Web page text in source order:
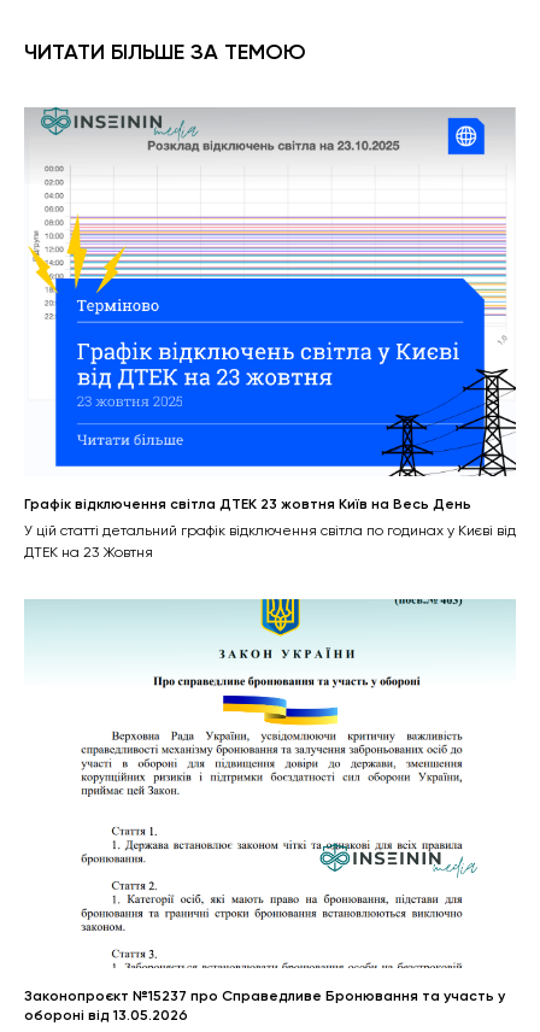
ЧИТАТИ БІЛЬШЕ ЗА ТЕМОЮ
Графік відключення світла ДТЕК 23 жовтня Київ на Весь День
У цій статті детальний графік відключення світла по годинах у Києві від
ДТЕК на 23 Жовтня
Законопроєкт №15237 про Справедливе Бронювання та участь у
обороні від 13.05.2026